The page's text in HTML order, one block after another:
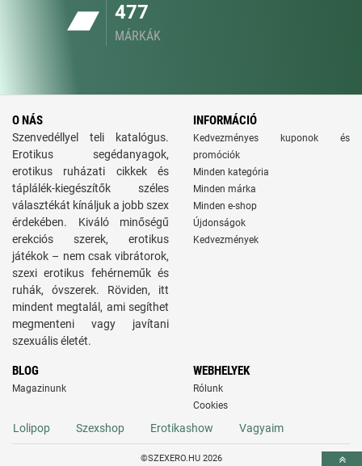
477
MÁRKÁK
O NÁS
Szenvedéllyel teli katalógus.
Erotikus segédanyagok,
erotikus ruházati cikkek és
táplálék-kiegészítők széles
választékát kínáljuk a jobb szex
érdekében. Kiváló minőségű
erekciós szerek, erotikus
játékok – nem csak vibrátorok,
szexi erotikus fehérneműk és
ruhák, óvszerek. Röviden, itt
mindent megtalál, ami segíthet
megmenteni vagy javítani
szexuális életét.
INFORMÁCIÓ
Kedvezményes kuponok és
promóciók
Minden kategória
Minden márka
Minden e-shop
Újdonságok
Kedvezmények
BLOG
Magazinunk
WEBHELYEK
Rólunk
Cookies
Lolipop Szexshop Erotikashow Vagyaim
©SZEXERO.HU 2026